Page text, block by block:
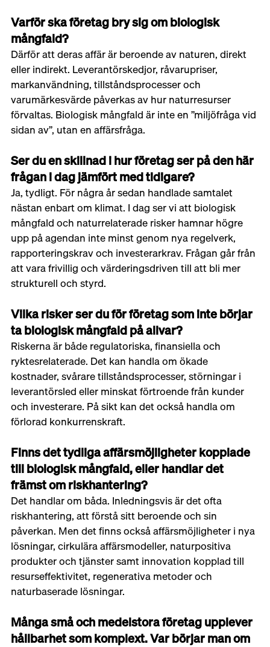
Varför ska företag bry sig om biologisk
mångfald?
Därför att deras affär är beroende av naturen, direkt
eller indirekt. Leverantörskedjor, råvarupriser,
markanvändning, tillståndsprocesser och
varumärkesvärde påverkas av hur naturresurser
förvaltas. Biologisk mångfald är inte en ”miljöfråga vid
sidan av”, utan en affärsfråga.
Ser du en skillnad i hur företag ser på den här
frågan i dag jämfört med tidigare?
Ja, tydligt. För några år sedan handlade samtalet
nästan enbart om klimat. I dag ser vi att biologisk
mångfald och naturrelaterade risker hamnar högre
upp på agendan inte minst genom nya regelverk,
rapporteringskrav och investerarkrav. Frågan går från
att vara frivillig och värderingsdriven till att bli mer
strukturell och styrd.
Vilka risker ser du för företag som inte börjar
ta biologisk mångfald på allvar?
Riskerna är både regulatoriska, finansiella och
ryktesrelaterade. Det kan handla om ökade
kostnader, svårare tillståndsprocesser, störningar i
leverantörsled eller minskat förtroende från kunder
och investerare. På sikt kan det också handla om
förlorad konkurrenskraft.
Finns det tydliga affärsmöjligheter kopplade
till biologisk mångfald, eller handlar det
främst om riskhantering?
Det handlar om båda. Inledningsvis är det ofta
riskhantering, att förstå sitt beroende och sin
påverkan. Men det finns också affärsmöjligheter i nya
lösningar, cirkulära affärsmodeller, naturpositiva
produkter och tjänster samt innovation kopplad till
resurseffektivitet, regenerativa metoder och
naturbaserade lösningar.
Många små och medelstora företag upplever
hållbarhet som komplext. Var börjar man om